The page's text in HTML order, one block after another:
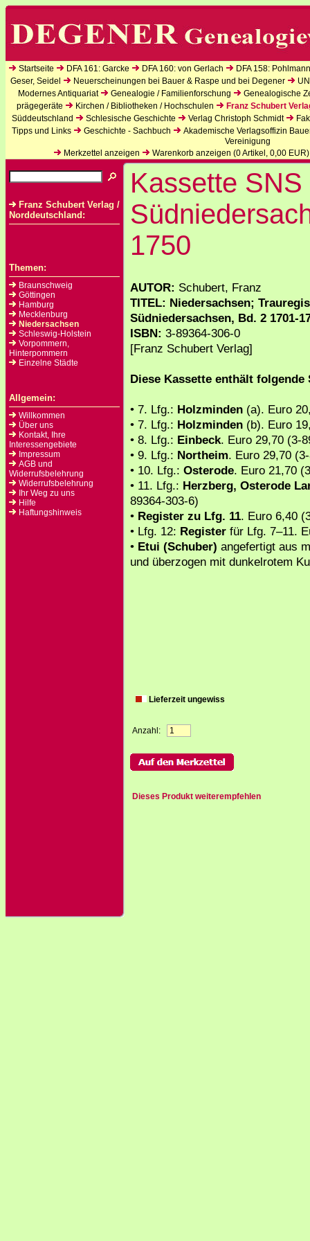
Startseite DFA 161: Garcke DFA 160: von Gerlach
DFA 158:
Geser, Seidel
Neuerscheinungen bei Bauer & Raspe und bei Degener
Modernes Antiquariat
Genealogie / Familienforschung
Genealogische
prägegeräte
Kirchen / Bibliotheken / Hochschulen
Franz Schubert
Süddeutschland
Schlesische Geschichte Verlag Christoph Schmidt
Tipps und Links
Geschichte - Sachbuch
Akademische Verlagsoffizin
Vereinigung
Merkzettel anzeigen
Warenkorb anzeigen (0Artikel, 0,00 EUR)
Franz Schubert Verlag /
Norddeutschland:
Themen:
Braunschweig
Göttingen
Hamburg
Mecklenburg
Niedersachsen
Schleswig-Holstein
Vorpommern,
Hinterpommern
Einzelne Städte
Allgemein:
Willkommen
Über uns
Kontakt, Ihre
Interessengebiete
Impressum
AGB und
Widerrufsbelehrung
Widerrufsbelehrung
Ihr Weg zu uns
Hilfe
Haftungshinweis
Kassette SNS
1750
AUTOR: Schubert, Franz
TITEL: Niedersachsen;
Südniedersachsen, Bd. 2 1701-
ISBN: 3-89364-306-0
[Franz Schubert Verlag]
Diese Kassette enthält folgende
• 7. Lfg.: Holzminden (a). Euro
• 7. Lfg.: Holzminden (b). Euro
• 8. Lfg.: Einbeck. Euro 29,70 (3-
• 9. Lfg.: Northeim. Euro 29,70
• 10. Lfg.: Osterode. Euro 21,70
• 11. Lfg.: Herzberg, Osterode
89364-303-6)
• Register zu Lfg. 11. Euro 6,40
• Lfg. 12: Register für Lfg. 7–11.
• Etui (Schuber) angefertigt aus
und überzogen mit dunkelrotem
Lieferzeit ungewiss
Anzahl:
Dieses Produkt weiterempfehlen